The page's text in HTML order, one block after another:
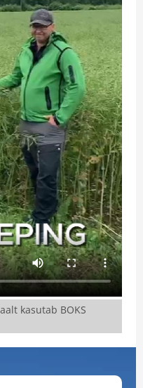
kasutab BOKS